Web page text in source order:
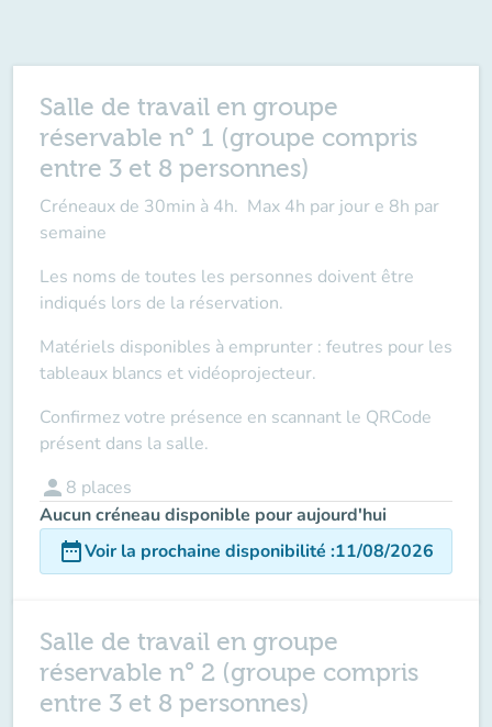
Salle de travail en groupe
réservable n° 1 (groupe compris
entre 3 et 8 personnes)
Créneaux de 30min à 4h. Max 4h par jour e 8h par
semaine
Les noms de toutes les personnes doivent être
indiqués lors de la réservation.
Matériels disponibles à emprunter : feutres pour les
tableaux blancs et vidéoprojecteur.
Confirmez votre présence en scannant le QRCode
présent dans la salle.
person 8 places
Aucun créneau disponible pour aujourd'hui
date_rangeVoir la prochaine disponibilité :11/08/2026
Salle de travail en groupe
réservable n° 2 (groupe compris
entre 3 et 8 personnes)